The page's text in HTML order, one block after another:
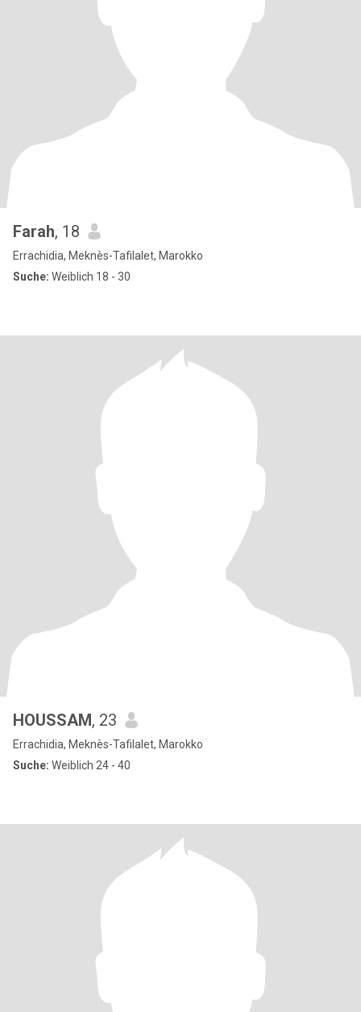
Farah, 18
Errachidia, Meknès-Tafilalet, Marokko
Suche: Weiblich 18 - 30
HOUSSAM, 23
Errachidia, Meknès-Tafilalet, Marokko
Suche: Weiblich 24 - 40